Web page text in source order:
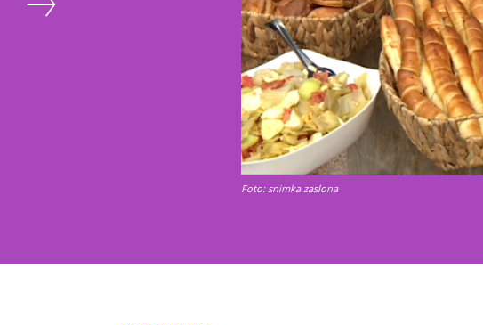
Foto: snimka zaslona